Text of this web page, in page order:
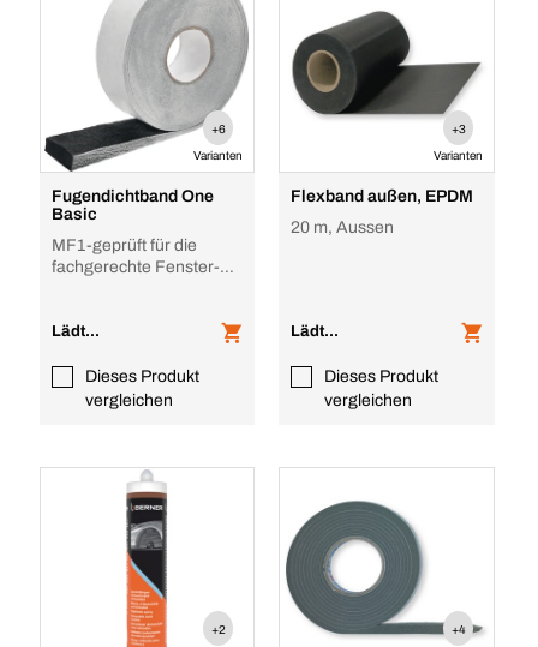
+6
Varianten
Fugendichtband One
Basic
MF1-geprüft für die
fachgerechte Fenster-
Lädt...
Dieses Produkt
vergleichen
+3
Varianten
Flexband außen, EPDM
20 m, Aussen
Lädt...
Dieses Produkt
vergleichen
+2 +4